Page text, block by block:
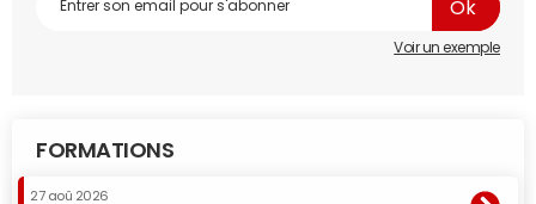
Voir un exemple
FORMATIONS
27 aoû 2026